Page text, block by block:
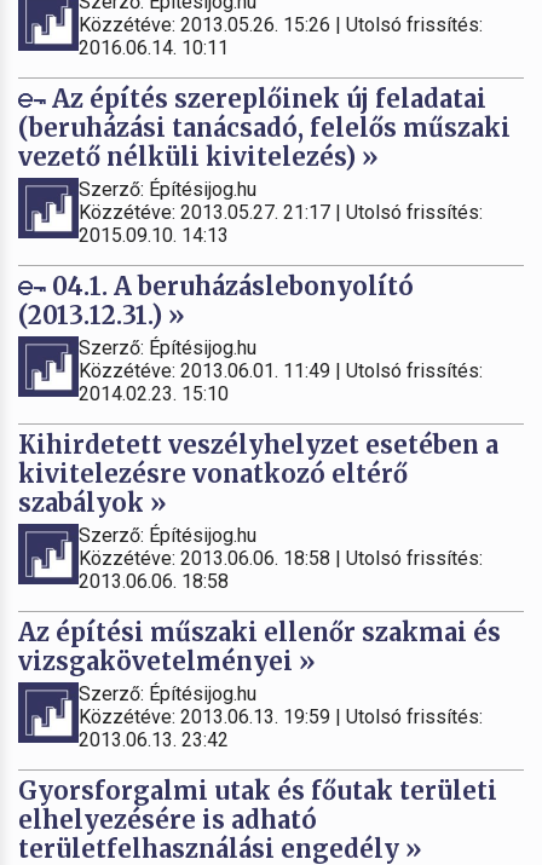
Közzétéve: 2013.05.26. 15:26 | Utolsó frissítés:
2016.06.14. 10:11
Az építés szereplőinek új feladatai
(beruházási tanácsadó, felelős műszaki
vezető nélküli kivitelezés) »
Szerző: Építésijog.hu
Közzétéve: 2013.05.27. 21:17 | Utolsó frissítés:
2015.09.10. 14:13
04.1. A beruházáslebonyolító
(2013.12.31.) »
Szerző: Építésijog.hu
Közzétéve: 2013.06.01. 11:49 | Utolsó frissítés:
2014.02.23. 15:10
Kihirdetett veszélyhelyzet esetében a
kivitelezésre vonatkozó eltérő
szabályok »
Szerző: Építésijog.hu
Közzétéve: 2013.06.06. 18:58 | Utolsó frissítés:
2013.06.06. 18:58
Az építési műszaki ellenőr szakmai és
vizsgakövetelményei »
Szerző: Építésijog.hu
Közzétéve: 2013.06.13. 19:59 | Utolsó frissítés:
2013.06.13. 23:42
Gyorsforgalmi utak és főutak területi
elhelyezésére is adható
területfelhasználási engedély »